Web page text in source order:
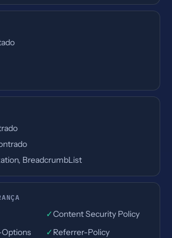
BreadcrumbList
✓Content Security Policy
✓ Referrer-Policy